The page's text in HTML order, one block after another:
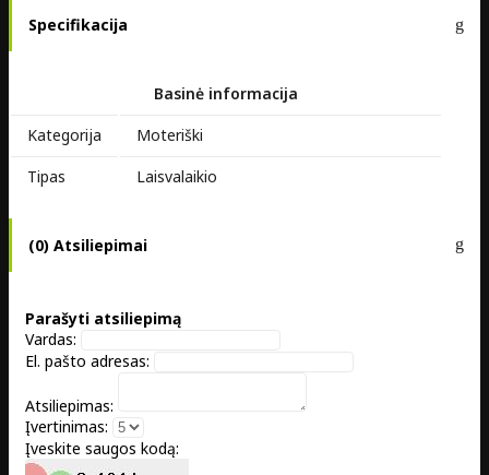
Specifikacija
Basinė informacija
Kategorija
Moteriški
Tipas
Laisvalaikio
(0) Atsiliepimai
Parašyti atsiliepimą
Vardas:
El. pašto adresas:
Atsiliepimas:
Įvertinimas:
Įveskite saugos kodą: